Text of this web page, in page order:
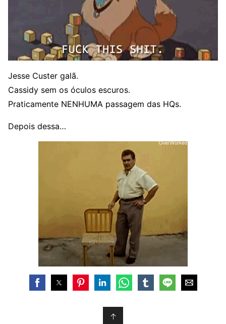
Jesse Custer galã.
Cassidy sem os óculos escuros.
Praticamente NENHUMA passagem das HQs.
Depois dessa…
↑